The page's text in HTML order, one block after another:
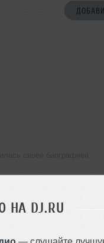
НА DJ.RU
— слушайте